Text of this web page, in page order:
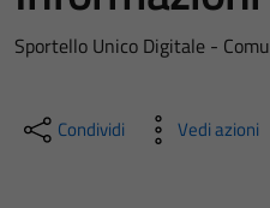
Sportello Unico Digitale -
Condividi Vedi azioni